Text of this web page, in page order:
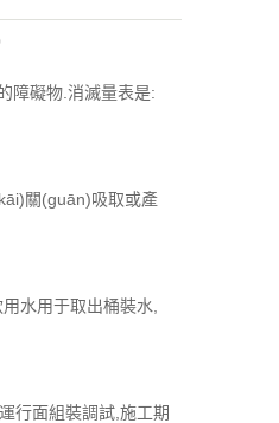
障礙物.消滅量表是:
關(guān)吸取或產
水用于取出桶裝水,
行面組裝調試,施工期